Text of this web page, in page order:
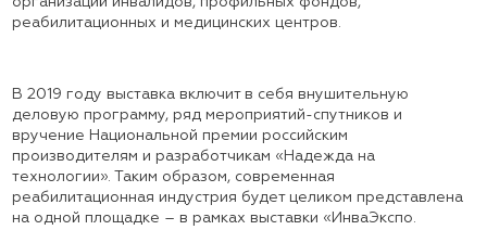
реабилитационных и медицинских центров.
В 2019 году выставка включит в себя внушительную
деловую программу, ряд мероприятий-спутников и
вручение Национальной премии российским
производителям и разработчикам «Надежда на
технологии». Таким образом, современная
реабилитационная индустрия будет целиком представлена
на одной площадке – в рамках выставки «ИнваЭкспо.